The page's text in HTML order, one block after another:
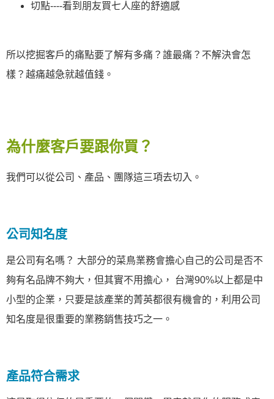
切點----看到朋友買七人座的舒適感
所以挖掘客戶的痛點要了解有多痛？誰最痛？不解決會怎
樣？越痛越急就越值錢。
為什麼客戶要跟你買？
我們可以從公司、產品、團隊這三項去切入。
公司知名度
是公司有名嗎？ 大部分的菜鳥業務會擔心自己的公司是否不
夠有名品牌不夠大，但其實不用擔心， 台灣90%以上都是中
小型的企業，只要是該產業的菁英都很有機會的，利用公司
知名度是很重要的業務銷售技巧之一。
產品符合需求